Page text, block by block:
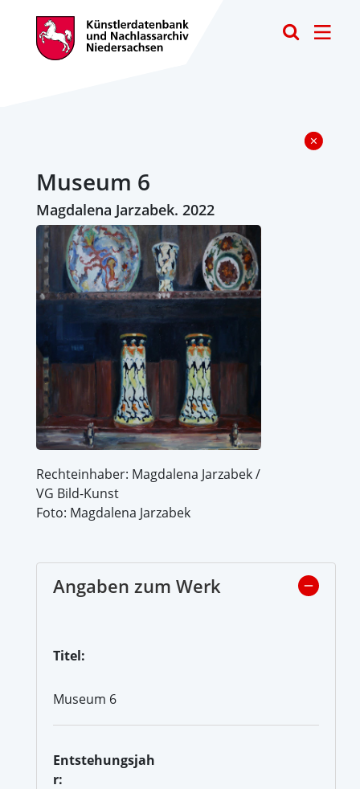
Museum 6
Magdalena Jarzabek. 2022
Rechteinhaber: Magdalena Jarzabek /
VG Bild-Kunst
Foto: Magdalena Jarzabek
Angaben zum Werk
Titel:
Museum 6
Entstehungsjah
r: